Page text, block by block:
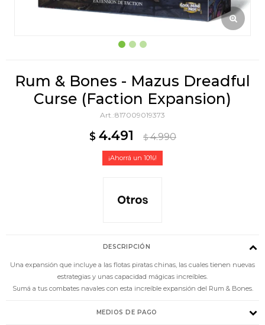
Rum & Bones - Mazus Dreadful
Curse (Faction Expansion)
817009019373
$ 4.491 $ 4.990
10
DESCRIPCIÓN
Una expansión que incluye a las flotas piratas chinas, las cuales tienen nuevas
estrategias y unas capacidad mágicas increíbles.
Sumá a tus combates navales con esta increíble expansión del Rum & Bones.
MEDIOS DE PAGO